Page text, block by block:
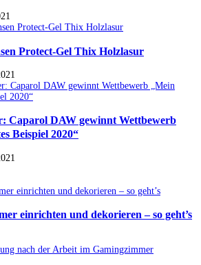
Protect-Gel Thix Holzlasur
Caparol DAW gewinnt Wettbewerb
Beispiel 2020“
einrichten und dekorieren – so geht’s